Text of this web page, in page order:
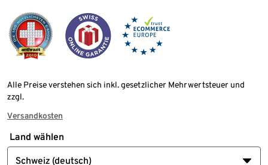
Alle Preise verstehen sich inkl. gesetzlicher Mehrwertsteuer und
zzgl.
Versandkosten
Land wählen
Schweiz (deutsch)